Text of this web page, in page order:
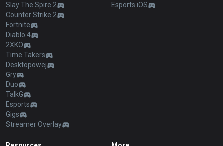
Slay The Spire 2
Counter Strike 2
Fortnite
Diablo 4
2XKO
Time Takers
Desktopowej
Gry
Duo
TalkG
Esports
Gigs
Streamer Overlay
Esports iOS